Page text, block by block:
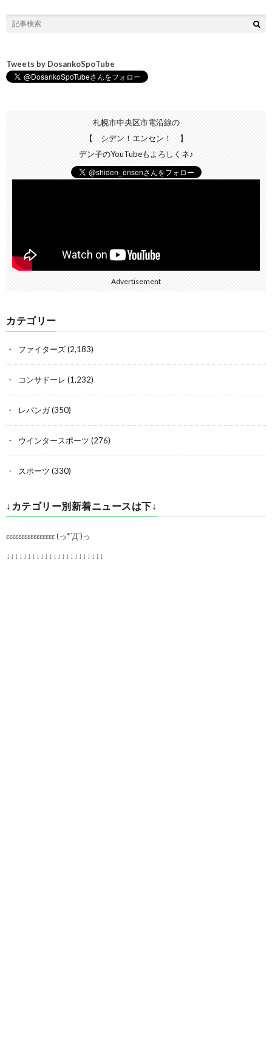
Tweets by DosankoSpoTube
札幌市中央区市電沿線の
【 シデン！エンセン！ 】
デン子のYouTubeもよろしくネ♪
Advertisement
カテゴリー
ファイターズ(2,183)
コンサドーレ (1,232)
レバンガ(350)
ウインタースポーツ (276)
スポーツ (330)
↓カテゴリー別新着ニュースは下↓
εεεεεεεεεεεεεεεε (っ*´Д`)っ
↓↓↓↓↓↓↓↓↓↓↓↓↓↓↓↓↓↓↓↓↓↓↓